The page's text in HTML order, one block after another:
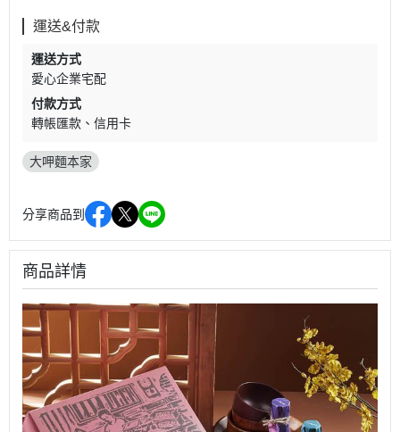
運送&付款
運送方式
愛心企業宅配
付款方式
轉帳匯款
信用卡
大呷麵本家
分享商品到
商品詳情